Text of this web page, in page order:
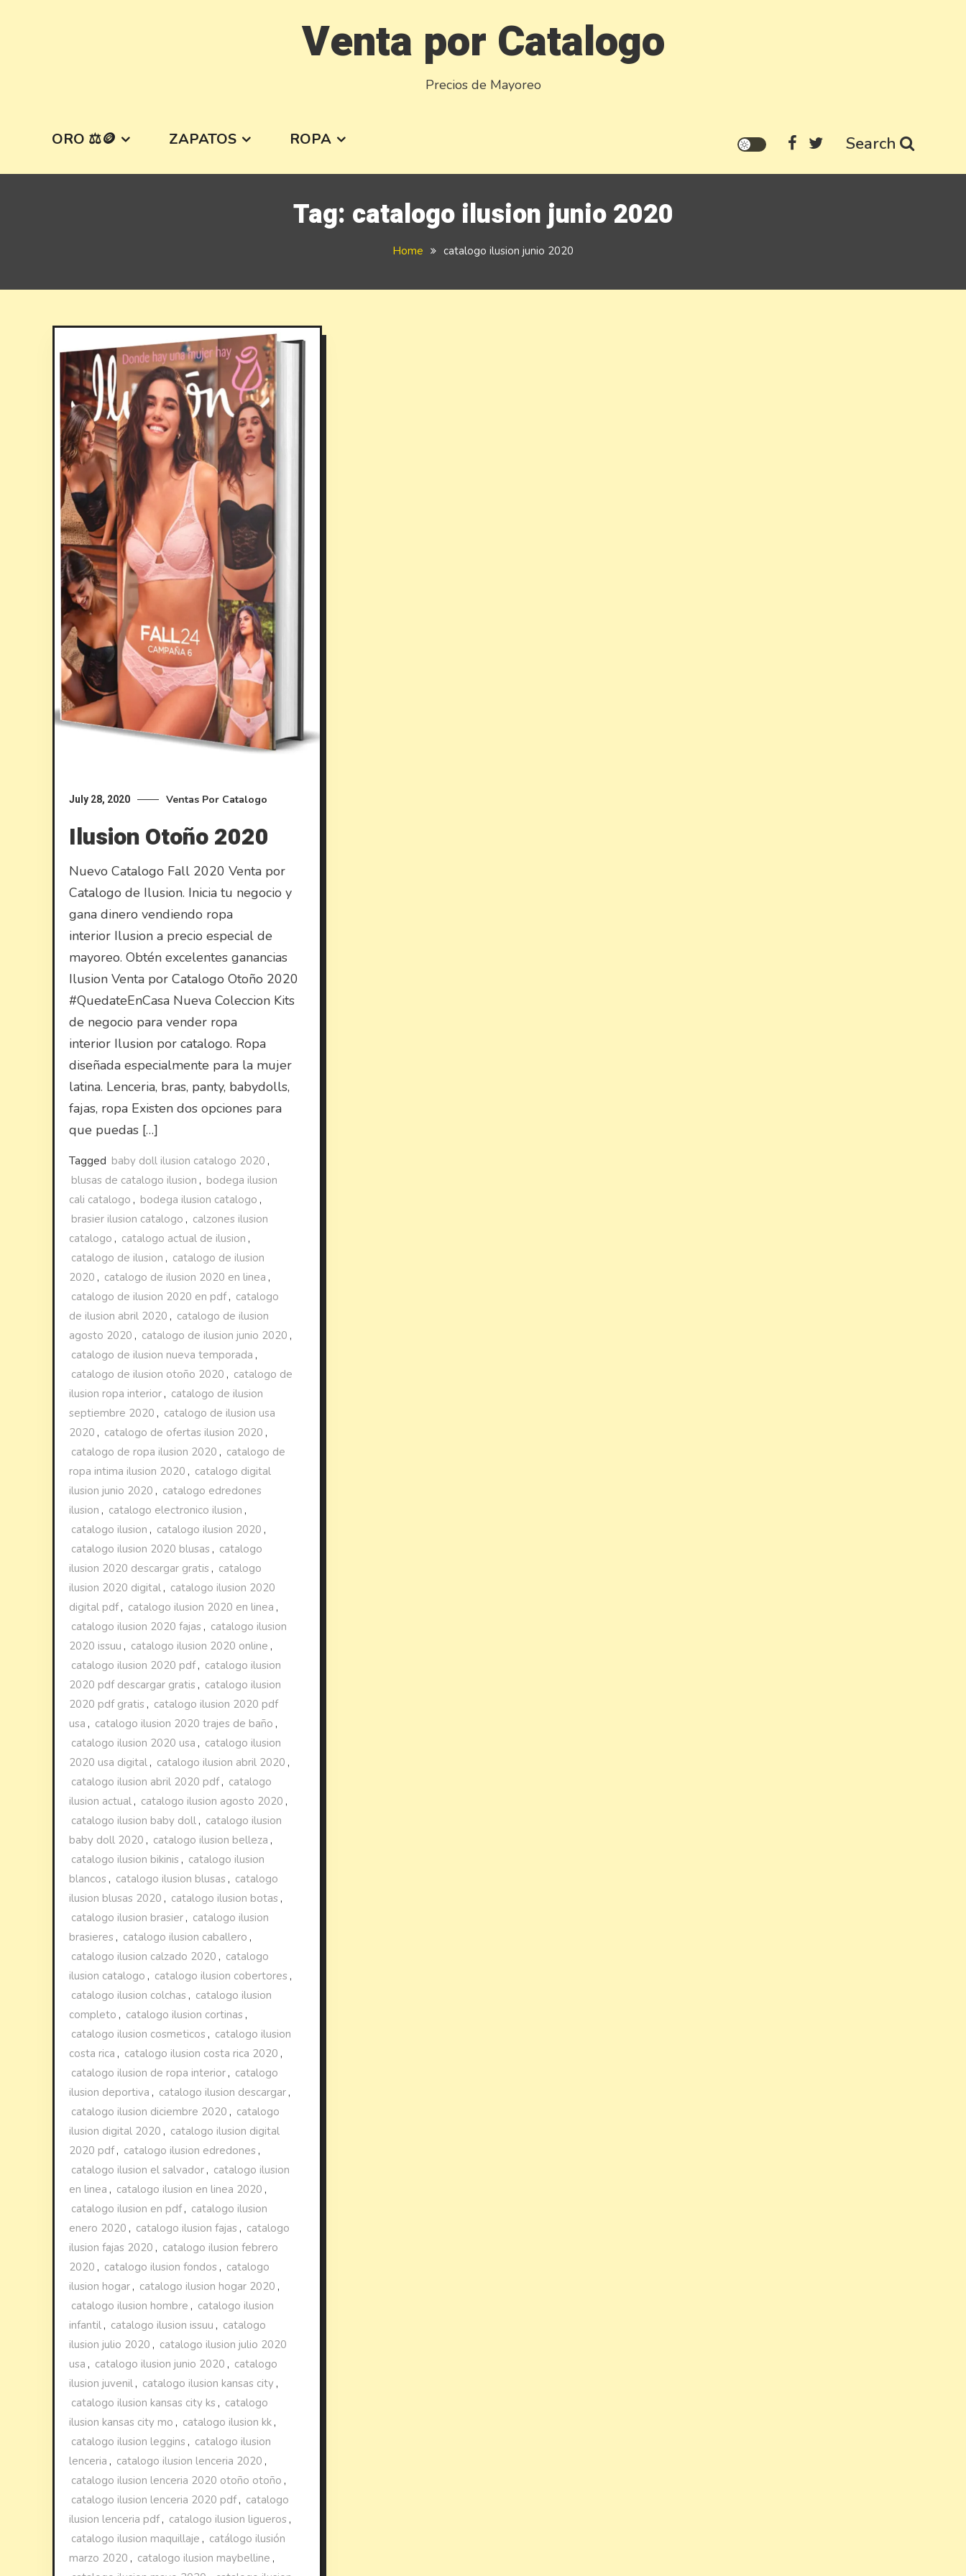
Venta por Catalogo
Precios de Mayoreo
ORO ⚖️🪙 ZAPATOS ROPA Search
Tag: catalogo ilusion junio 2020
Home catalogo ilusion junio 2020
July 28, 2020 Ventas Por Catalogo
Ilusion Otoño 2020
Nuevo Catalogo Fall 2020 Venta por
Catalogo de Ilusion. Inicia tu negocio y
gana dinero vendiendo ropa
interior Ilusion a precio especial de
mayoreo. Obtén excelentes ganancias
Ilusion Venta por Catalogo Otoño 2020
#QuedateEnCasa Nueva Coleccion Kits
de negocio para vender ropa
interior Ilusion por catalogo. Ropa
diseñada especialmente para la mujer
latina. Lenceria, bras, panty, babydolls,
fajas, ropa Existen dos opciones para
que puedas […]
Tagged baby doll ilusion catalogo 2020 ,
blusas de catalogo ilusion , bodega ilusion
cali catalogo , bodega ilusion catalogo ,
brasier ilusion catalogo , calzones ilusion
catalogo , catalogo actual de ilusion ,
catalogo de ilusion , catalogo de ilusion
2020 , catalogo de ilusion 2020 en linea ,
catalogo de ilusion 2020 en pdf, catalogo
de ilusion abril 2020 , catalogo de ilusion
agosto 2020 , catalogo de ilusion junio 2020 ,
catalogo de ilusion nueva temporada ,
catalogo de ilusion otoño 2020 , catalogo de
ilusion ropa interior , catalogo de ilusion
septiembre 2020 , catalogo de ilusion usa
2020 , catalogo de ofertas ilusion 2020 ,
catalogo de ropa ilusion 2020 , catalogo de
ropa intima ilusion 2020 , catalogo digital
ilusion junio 2020 , catalogo edredones
ilusion , catalogo electronico ilusion ,
catalogo ilusion , catalogo ilusion 2020 ,
catalogo ilusion 2020 blusas , catalogo
ilusion 2020 descargar gratis , catalogo
ilusion 2020 digital , catalogo ilusion 2020
digital pdf, catalogo ilusion 2020 en linea ,
catalogo ilusion 2020 fajas , catalogo ilusion
2020 issuu , catalogo ilusion 2020 online ,
catalogo ilusion 2020 pdf, catalogo ilusion
2020 pdf descargar gratis , catalogo ilusion
2020 pdf gratis , catalogo ilusion 2020 pdf
usa , catalogo ilusion 2020 trajes de baño ,
catalogo ilusion 2020 usa , catalogo ilusion
2020 usa digital , catalogo ilusion abril 2020 ,
catalogo ilusion abril 2020 pdf, catalogo
ilusion actual , catalogo ilusion agosto 2020 ,
catalogo ilusion baby doll , catalogo ilusion
baby doll 2020 , catalogo ilusion belleza ,
catalogo ilusion bikinis , catalogo ilusion
blancos , catalogo ilusion blusas , catalogo
ilusion blusas 2020 , catalogo ilusion botas ,
catalogo ilusion brasier , catalogo ilusion
brasieres , catalogo ilusion caballero ,
catalogo ilusion calzado 2020 , catalogo
ilusion catalogo , catalogo ilusion cobertores ,
catalogo ilusion colchas , catalogo ilusion
completo , catalogo ilusion cortinas ,
catalogo ilusion cosmeticos , catalogo ilusion
costa rica , catalogo ilusion costa rica 2020 ,
catalogo ilusion de ropa interior , catalogo
ilusion deportiva , catalogo ilusion descargar ,
catalogo ilusion diciembre 2020 , catalogo
ilusion digital 2020 , catalogo ilusion digital
2020 pdf, catalogo ilusion edredones ,
catalogo ilusion el salvador , catalogo ilusion
en linea , catalogo ilusion en linea 2020 ,
catalogo ilusion en pdf, catalogo ilusion
enero 2020 , catalogo ilusion fajas , catalogo
ilusion fajas 2020 , catalogo ilusion febrero
2020 , catalogo ilusion fondos , catalogo
ilusion hogar , catalogo ilusion hogar 2020 ,
catalogo ilusion hombre , catalogo ilusion
infantil , catalogo ilusion issuu , catalogo
ilusion julio 2020 , catalogo ilusion julio 2020
usa , catalogo ilusion junio 2020 , catalogo
ilusion juvenil , catalogo ilusion kansas city ,
catalogo ilusion kansas city ks , catalogo
ilusion kansas city mo , catalogo ilusion kk ,
catalogo ilusion leggins , catalogo ilusion
lenceria , catalogo ilusion lenceria 2020 ,
catalogo ilusion lenceria 2020 otoño otoño ,
catalogo ilusion lenceria 2020 pdf, catalogo
ilusion lenceria pdf, catalogo ilusion ligueros ,
catalogo ilusion maquillaje , catálogo ilusión
marzo 2020 , catalogo ilusion maybelline ,